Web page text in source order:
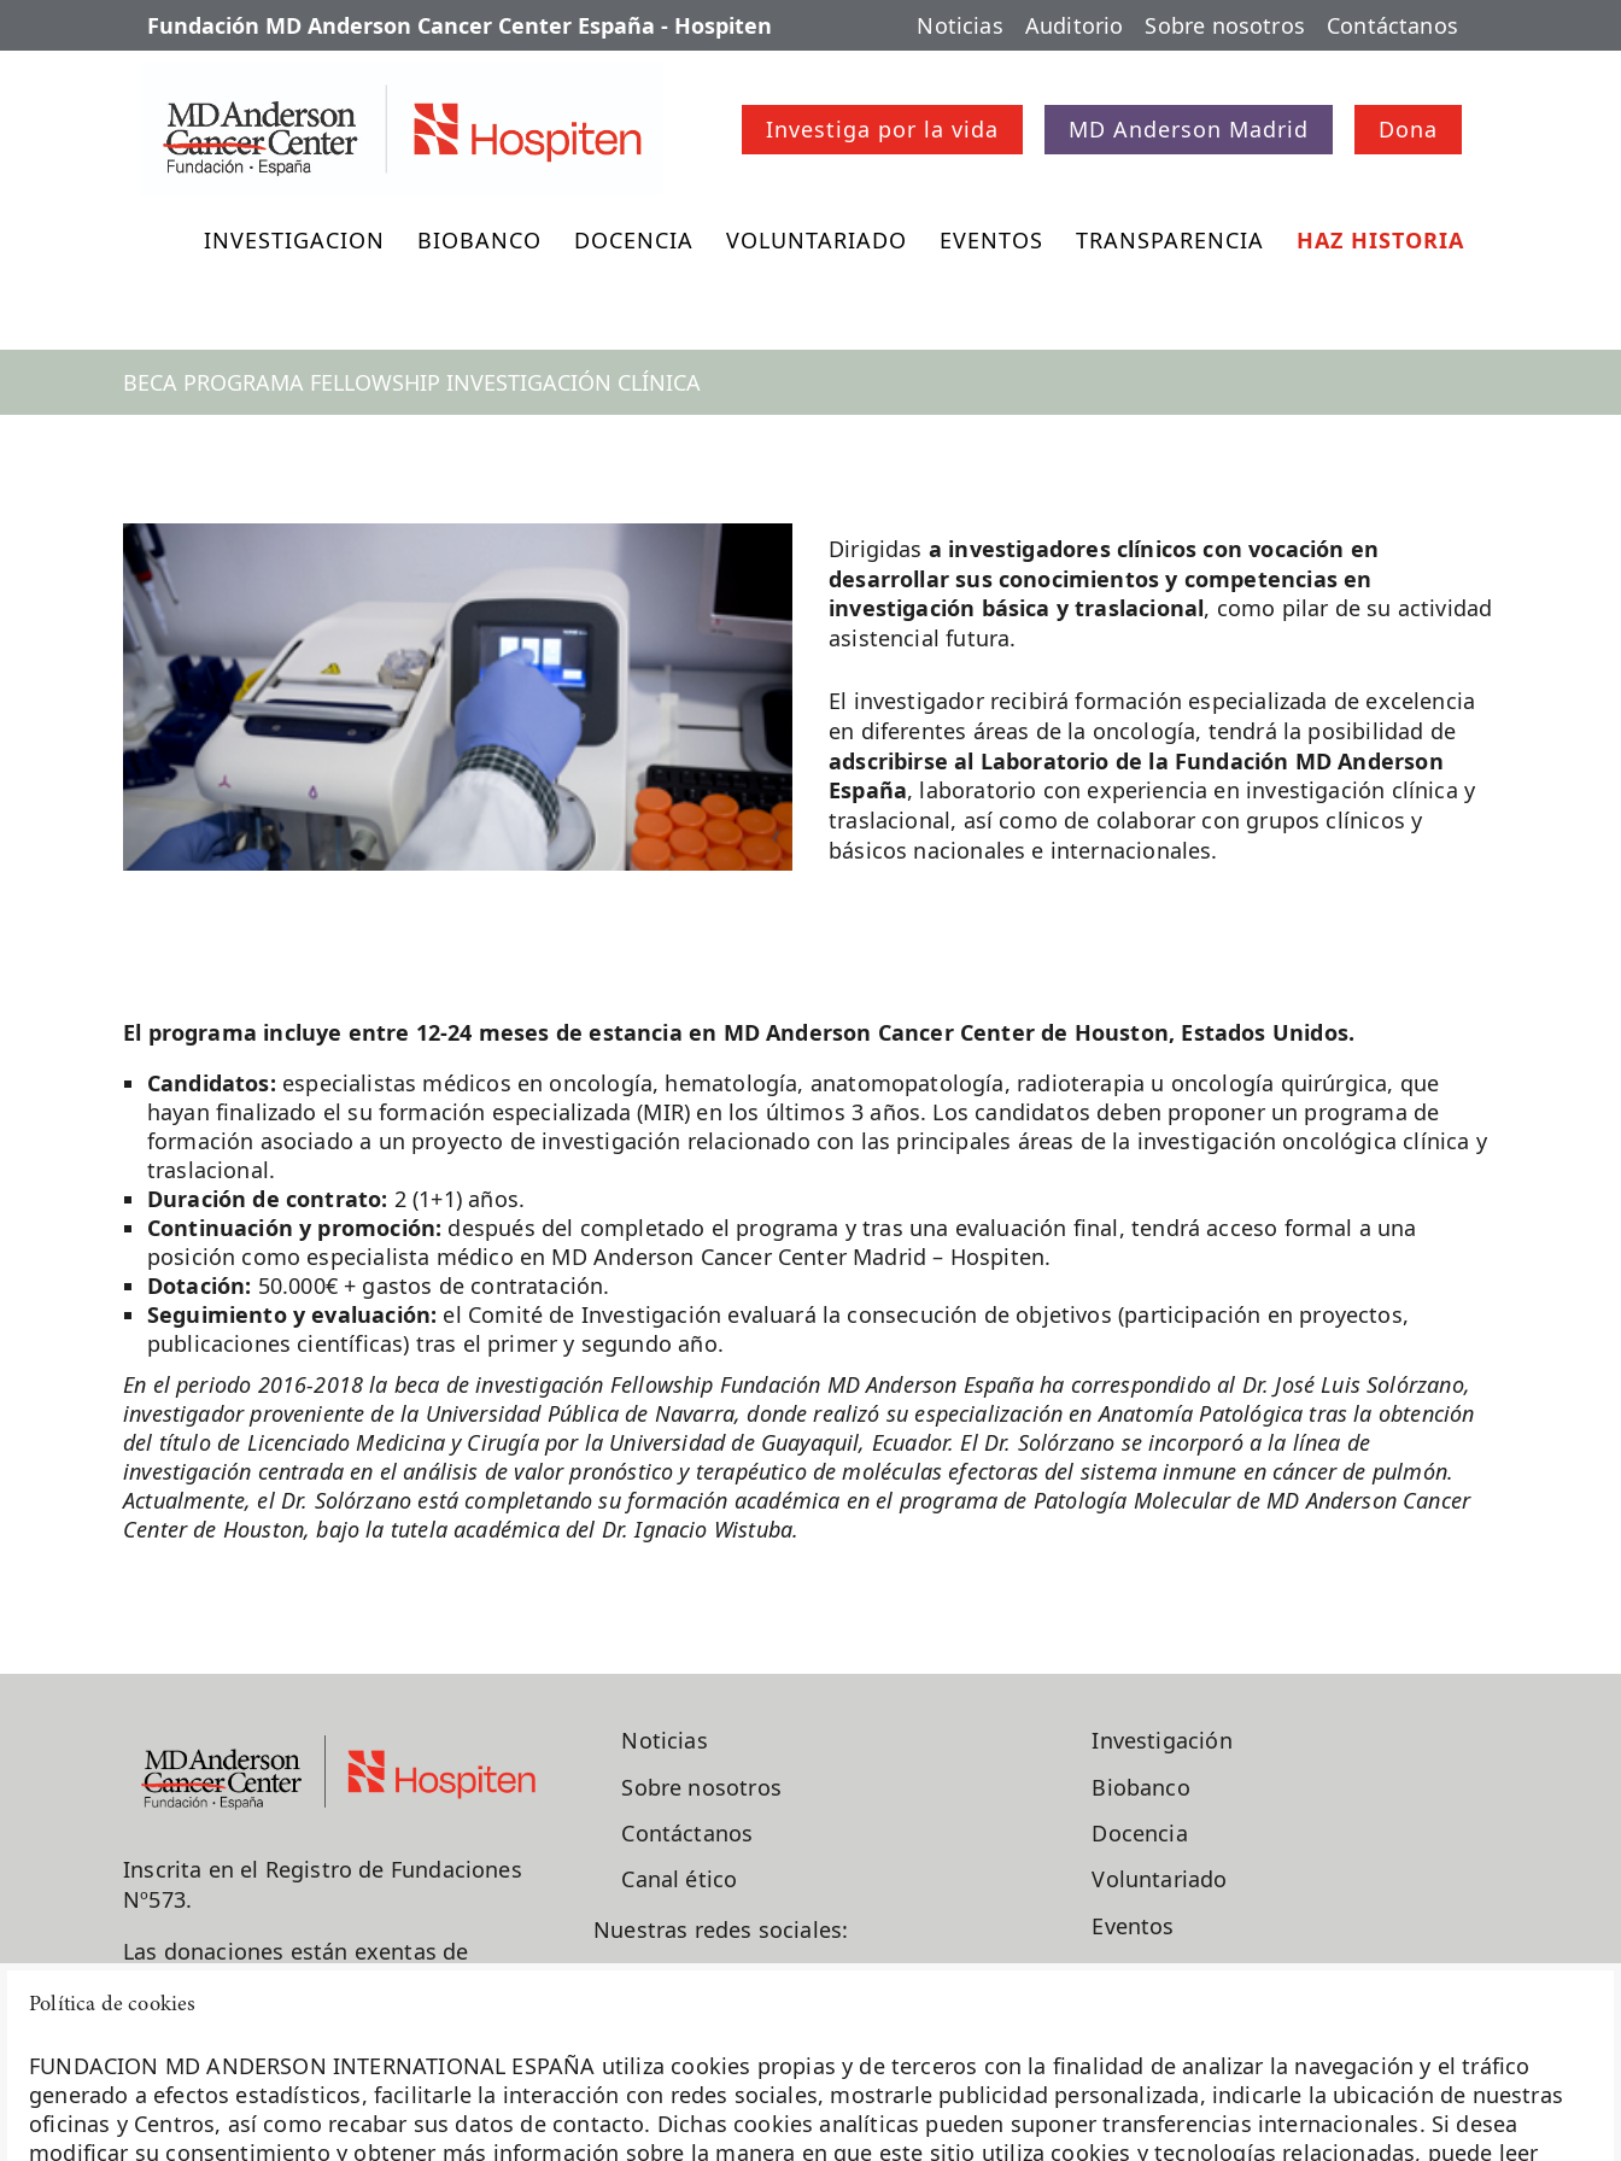
Política de cookies
FUNDACION MD ANDERSON INTERNATIONAL ESPAÑA utiliza cookies propias y de terceros con la finalidad de analizar la navegación y el tráfico
generado a efectos estadísticos, facilitarle la interacción con redes sociales, mostrarle publicidad personalizada, indicarle la ubicación de nuestras
oficinas y Centros, así como recabar sus datos de contacto. Dichas cookies analíticas pueden suponer transferencias internacionales. Si desea
modificar su consentimiento y obtener más información sobre la manera en que este sitio utiliza cookies y tecnologías relacionadas, puede leer
Fundación MD Anderson Cancer Center España - Hospiten Contáctanos
Sobre nosotros
Auditorio
Noticias
Dona
MD Anderson Madrid
Investiga por la vida
INVESTIGACION BIOBANCO DOCENCIA VOLUNTARIADO EVENTOS TRANSPARENCIA HAZ HISTORIA
BECA PROGRAMA FELLOWSHIP INVESTIGACIÓN CLÍNICA
Dirigidas a investigadores clínicos con vocación en
desarrollar sus conocimientos y competencias en
investigación básica y traslacional, como pilar de su actividad
asistencial futura.
El investigador recibirá formación especializada de excelencia
en diferentes áreas de la oncología, tendrá la posibilidad de
adscribirse al Laboratorio de la Fundación MD Anderson
España, laboratorio con experiencia en investigación clínica y
traslacional, así como de colaborar con grupos clínicos y
básicos nacionales e internacionales.
El programa incluye entre 12-24 meses de estancia en MD Anderson Cancer Center de Houston, Estados Unidos.
Candidatos: especialistas médicos en oncología, hematología, anatomopatología, radioterapia u oncología quirúrgica, que
hayan finalizado el su formación especializada (MIR) en los últimos 3 años. Los candidatos deben proponer un programa de
formación asociado a un proyecto de investigación relacionado con las principales áreas de la investigación oncológica clínica y
traslacional.
Duración de contrato: 2 (1+1) años.
Continuación y promoción: después del completado el programa y tras una evaluación final, tendrá acceso formal a una
posición como especialista médico en MD Anderson Cancer Center Madrid – Hospiten.
Dotación: 50.000€ + gastos de contratación.
Seguimiento y evaluación: el Comité de Investigación evaluará la consecución de objetivos (participación en proyectos,
publicaciones científicas) tras el primer y segundo año.
En el periodo 2016-2018 la beca de investigación Fellowship Fundación MD Anderson España ha correspondido al Dr. José Luis Solórzano,
investigador proveniente de la Universidad Pública de Navarra, donde realizó su especialización en Anatomía Patológica tras la obtención
del título de Licenciado Medicina y Cirugía por la Universidad de Guayaquil, Ecuador. El Dr. Solórzano se incorporó a la línea de
investigación centrada en el análisis de valor pronóstico y terapéutico de moléculas efectoras del sistema inmune en cáncer de pulmón.
Actualmente, el Dr. Solórzano está completando su formación académica en el programa de Patología Molecular de MD Anderson Cancer
Center de Houston, bajo la tutela académica del Dr. Ignacio Wistuba.
Inscrita en el Registro de Fundaciones
Nº573.
Las donaciones están exentas de
info@fundacionmdandersonhospiten.es
C/ Arturo Soria, 270 28033 Madrid
Noticias
Sobre nosotros
Contáctanos
Canal ético
Nuestras redes sociales:
Investigación
Biobanco
Docencia
Voluntariado
Eventos
Transparencia